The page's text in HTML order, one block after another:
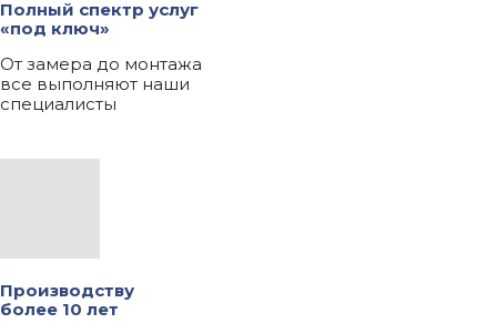
Полный спектр услуг
«под ключ»
От замера до монтажа
все выполняют наши
специалисты
Производству
более 10 лет